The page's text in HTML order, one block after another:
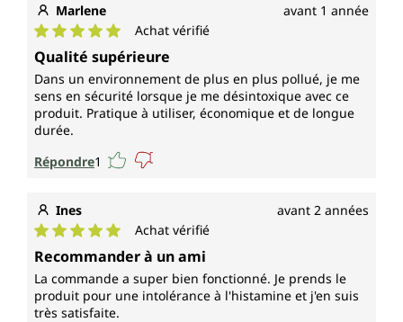
Marlene avant 1 année
Note moyenne de 5 sur 5 étoiles
Achat vérifié
Qualité supérieure
Dans un environnement de plus en plus pollué, je me
sens en sécurité lorsque je me désintoxique avec ce
produit. Pratique à utiliser, économique et de longue
durée.
Répondre1
Ines avant 2 années
Note moyenne de 5 sur 5 étoiles
Achat vérifié
Recommander à un ami
La commande a super bien fonctionné. Je prends le
produit pour une intolérance à l'histamine et j'en suis
très satisfaite.